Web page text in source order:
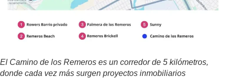
El Camino de los Remeros es un corredor de 5 kilómetros,
donde cada vez más surgen proyectos inmobiliarios